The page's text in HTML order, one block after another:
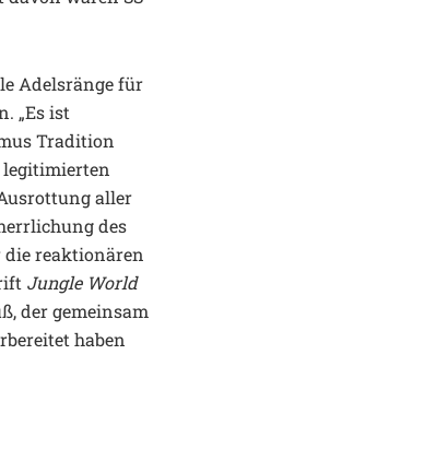
Adelsränge für
„Es ist
Tradition
legitimierten
aller
des
reaktionären
Jungle World
der gemeinsam
haben